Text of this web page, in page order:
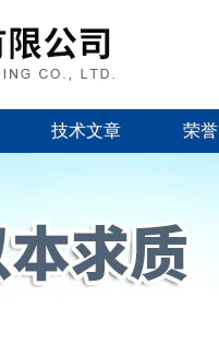
技术文章 荣